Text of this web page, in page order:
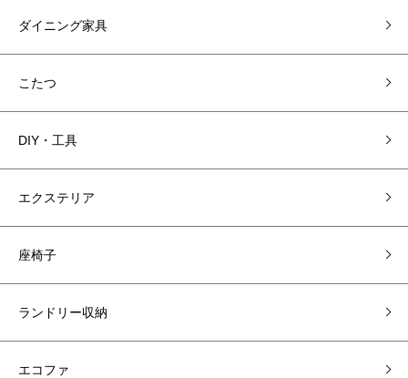
ダイニング家具
こたつ
DIY・工具
エクステリア
座椅子
ランドリー収納
エコファ